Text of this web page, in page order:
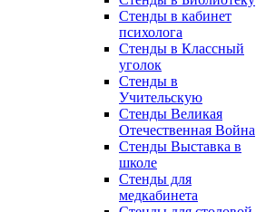
Стенды в кабинет
психолога
Стенды в Классный
уголок
Стенды в
Учительскую
Стенды Великая
Отечественная Война
Стенды Выставка в
школе
Стенды для
медкабинета